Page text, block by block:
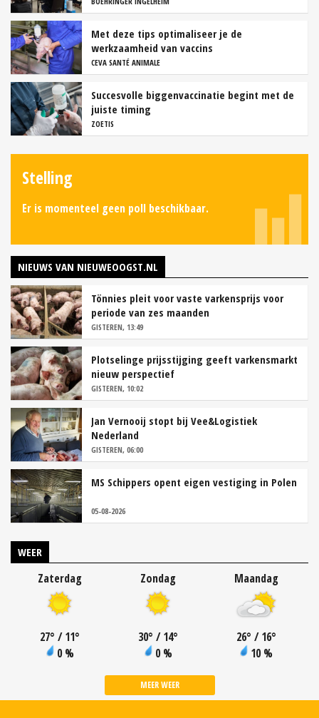
Met deze tips optimaliseer je de
werkzaamheid van vaccins
CEVA SANTÉ ANIMALE
Succesvolle biggenvaccinatie begint met de
juiste timing
ZOETIS
Stelling
Er is momenteel geen poll beschikbaar.
NIEUWS VAN NIEUWEOOGST.NL
Tönnies pleit voor vaste varkensprijs voor
periode van zes maanden
GISTEREN, 13:49
Plotselinge prijsstijging geeft varkensmarkt
nieuw perspectief
GISTEREN, 10:02
Jan Vernooij stopt bij Vee&Logistiek
Nederland
GISTEREN, 06:00
MS Schippers opent eigen vestiging in Polen
05-08-2026
WEER
Zaterdag
27° / 11°
0 %
Zondag
30° / 14°
0 %
Maandag
26° / 16°
10 %
MEER WEER